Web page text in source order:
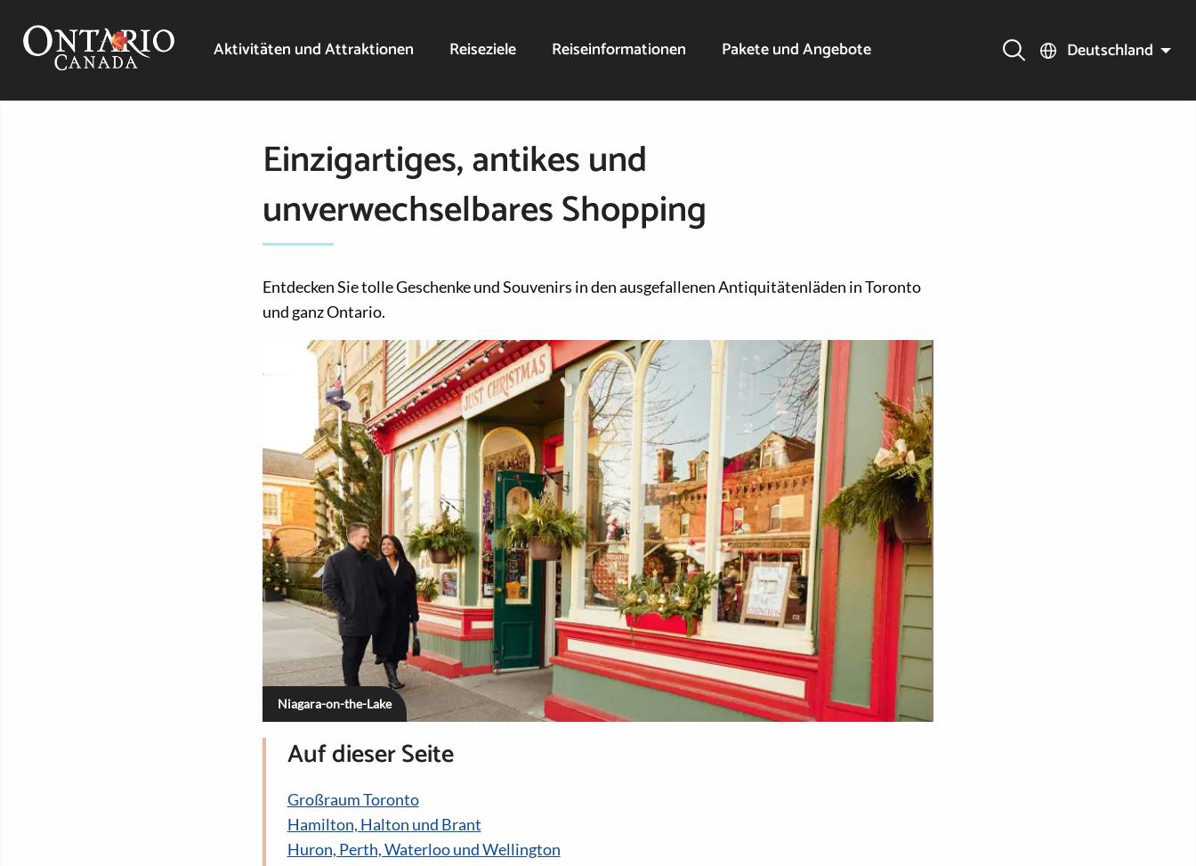
Aktivitäten und Attraktionen Reiseziele Reiseinformationen Pakete und Angebote Deutschland
Einzigartiges, antikes und
unverwechselbares Shopping
Entdecken Sie tolle Geschenke und Souvenirs in den ausgefallenen Antiquitätenläden in Toronto
und ganz Ontario.
Niagara-on-the-Lake
Auf dieser Seite
Großraum Toronto
Hamilton, Halton und Brant
Huron, Perth, Waterloo und Wellington